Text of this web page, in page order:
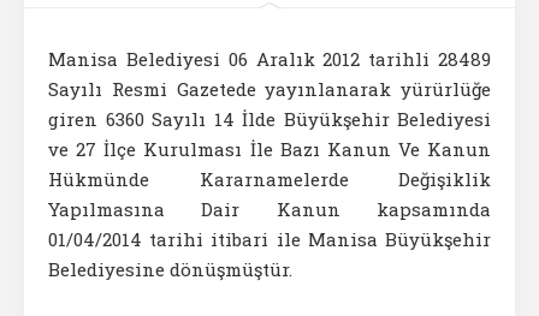
Manisa Belediyesi 06 Aralık 2012 tarihli 28489
Sayılı Resmi Gazetede yayınlanarak yürürlüğe
giren 6360 Sayılı 14 İlde Büyükşehir Belediyesi
ve 27 İlçe Kurulması İle Bazı Kanun Ve Kanun
Hükmünde Kararnamelerde Değişiklik
Yapılmasına Dair Kanun kapsamında
01/04/2014 tarihi itibari ile Manisa Büyükşehir
Belediyesine dönüşmüştür.